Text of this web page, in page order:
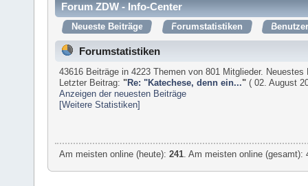
Forum ZDW - Info-Center
Neueste Beiträge Forumstatistiken
Forumstatistiken
43616 Beiträge in 4223 Themen von 801 Mitglieder.
Letzter Beitrag: "Re: "Katechese, denn ein..." ( 02. August
Anzeigen der neuesten Beiträge
[Weitere Statistiken]
Am meisten online (heute):241 . Am meisten online